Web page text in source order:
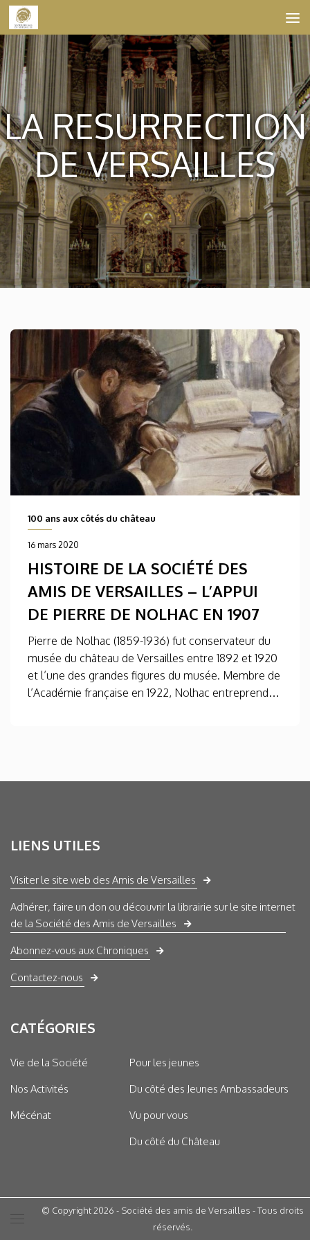
Skip to content
LA RESURRECTION
DE VERSAILLES
100 ans aux côtés du château
16 mars 2020
HISTOIRE DE LA SOCIÉTÉ DES
AMIS DE VERSAILLES – L’APPUI
DE PIERRE DE NOLHAC EN 1907
Pierre de Nolhac (1859-1936) fut conservateur du
musée du château de Versailles entre 1892 et 1920
et l’une des grandes figures du musée. Membre de
l’Académie française en 1922, Nolhac entreprend…
LIENS UTILES
Visiter le site web des Amis de Versailles
Adhérer, faire un don ou découvrir la librairie sur le site internet
de la Société des Amis de Versailles
Abonnez-vous aux Chroniques
Contactez-nous
CATÉGORIES
Vie de la Société
Nos Activités
Mécénat
Pour les jeunes
Du côté des Jeunes Ambassadeurs
Vu pour vous
Du côté du Château
© Copyright 2026 - Société des amis de Versailles - Tous droits
réservés.